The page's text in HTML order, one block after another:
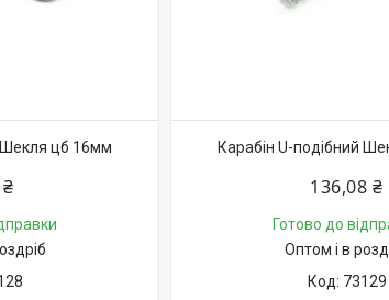
Шекля цб 16мм Карабін U-подібний
136,08 ₴
Готово до
Оптом і в
73129